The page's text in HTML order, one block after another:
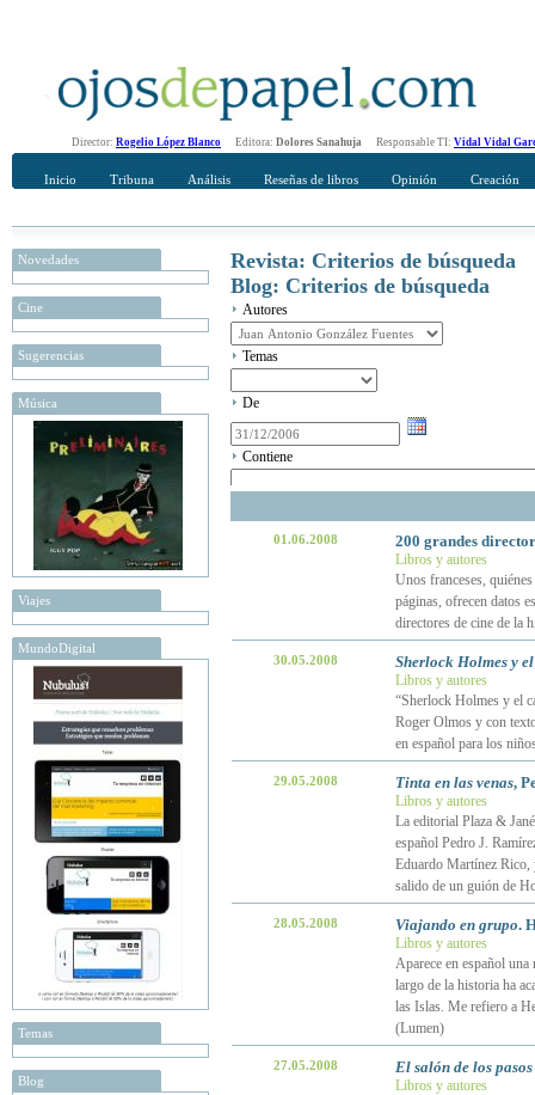
Director: Rogelio López Blanco Editora: Dolores Sanahuja Responsable TI: Vidal Vidal
Inicio Tribuna Análisis Reseñas de libros Opinión Creación
Novedades
Cine
Sugerencias
Música
Viajes
MundoDigital
Temas
Blog
Revista: Criterios de búsqueda
Blog: Criterios de búsqueda
Autores
Temas
De
Contiene
01.06.2008 200 grandes
Libros y autores
Unos franceses,
páginas, ofrecen datos
directores de cine de la
30.05.2008 Sherlock Holmes y
Libros y autores
“Sherlock Holmes y el
Roger Olmos y con
en español para los
29.05.2008 Tinta en las venas,
Libros y autores
La editorial Plaza &
español Pedro J.
Eduardo Martínez Rico,
salido de un guión de
28.05.2008 Viajando en grupo.
Libros y autores
Aparece en español
largo de la historia ha
las Islas. Me refiero a
(Lumen)
27.05.2008 El salón de los
Libros y autores